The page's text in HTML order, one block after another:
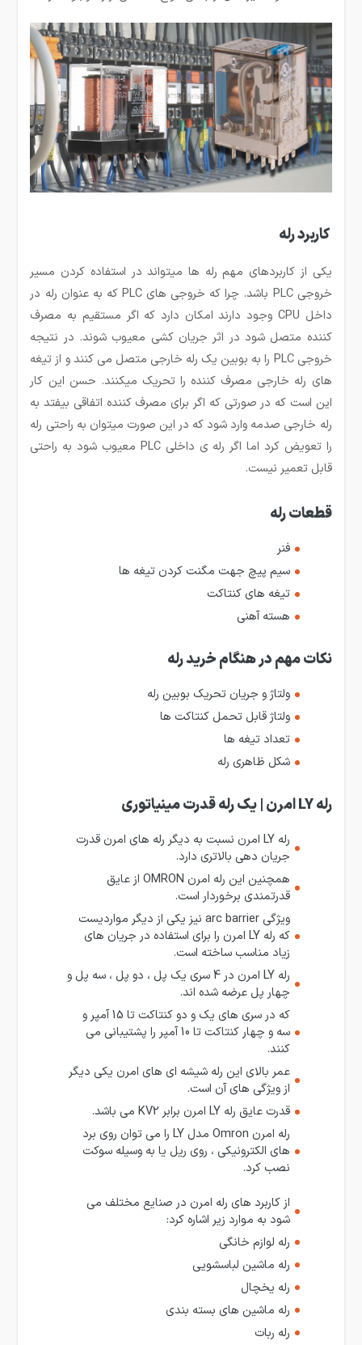
کاربرد رله
یکی از کاربردهای مهم رله ها می­تواند در استفاده کردن مسیر
خروجی PLC باشد. چرا که خروجی های PLC که به عنوان رله در
داخل CPU وجود دارند امکان دارد که اگر مستقیم به مصرف
کننده متصل شود در اثر جریان کشی معیوب شوند. در نتیجه
خروجی PLC را به بوبین یک رله خارجی متصل می کنند و از تیغه
های رله خارجی مصرف کننده را تحریک می­کنند. حسن این کار
این است که در صورتی که اگر برای مصرف کننده اتفاقی بیفتد به
رله خارجی صدمه وارد شود که در این صورت می­توان به راحتی رله
را تعویض کرد اما اگر رله­ ی داخلی PLC معیوب شود به راحتی
قابل تعمیر نیست.
قطعات رله
فنر
سیم پیچ جهت مگنت کردن تیغه ها
تیغه های کنتاکت
هسته آهنی
نکات مهم در هنگام خرید رله
ولتاژ و جریان تحریک بوبین رله
ولتاژ قابل تحمل کنتاکت ها
تعداد تیغه ها
شکل ظاهری رله
رله LY امرن | یک رله قدرت مینیاتوری
رله LY امرن نسبت به دیگر رله های امرن قدرت
جریان دهی بالاتری دارد.
همچنین این رله امرن OMRON از عایق
قدرتمندی برخوردار است.
ویژگی arc barrier نیز یکی از دیگر مواردیست
که رله LY امرن را برای استفاده در جریان های
زیاد مناسب ساخته است.
رله LY امرن در 4 سری یک پل ، دو پل ، سه پل و
چهار پل عرضه شده اند.
که در سری های یک و دو کنتاکت تا 15 آمپر و
سه و چهار کنتاکت تا 10 آمپر را پشتیبانی می
کنند.
عمر بالای این رله شیشه ای های امرن یکی دیگر
از ویژگی های آن است.
قدرت عایق رله LY امرن برابر KV2 می باشد.
رله امرن Omron مدل LY را می توان روی برد
های الکترونیکی ، روی ریل یا به وسیله سوکت
نصب کرد.
از کاربرد های رله امرن در صنایع مختلف می
شود به موارد زیر اشاره کرد:
رله لوازم خانگی
رله ماشین لباسشویی
رله یخچال
رله ماشین های بسته بندی
رله ربات